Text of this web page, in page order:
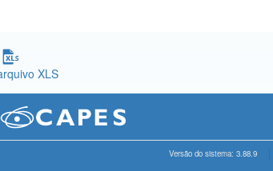
XLS
Versão do sistema: 3.88.9